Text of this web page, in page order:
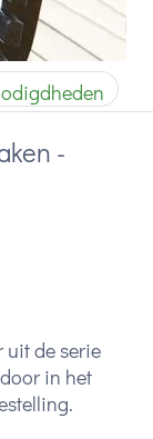
-
uit de serie
in het